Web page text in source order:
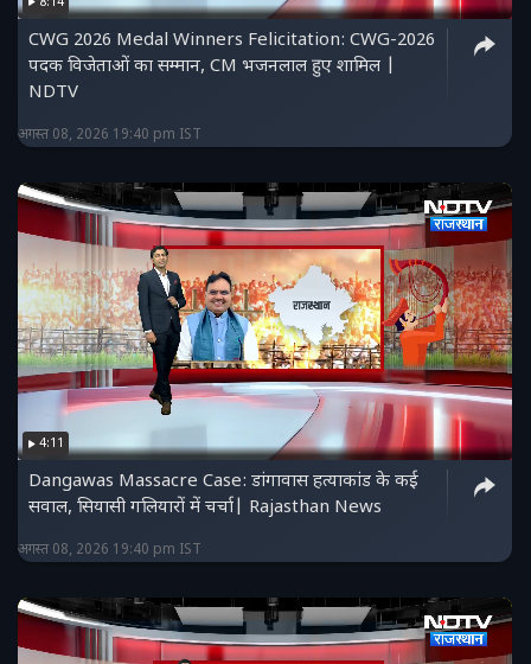
CWG 2026 Medal Winners Felicitation: CWG-2026
पदक विजेताओं का सम्मान, CM भजनलाल हुए शामिल |
NDTV
अगस्त 08, 2026 19:40 pm IST
4:11
Dangawas Massacre Case: डांगावास हत्याकांड के कई
सवाल, सियासी गलियारों में चर्चा| Rajasthan News
अगस्त 08, 2026 19:40 pm IST